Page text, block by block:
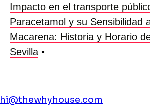
Impacto en el transporte
Paracetamol y su Sensibilidad
Macarena: Historia y Horario
Sevilla •
hi@thewhyhouse.com